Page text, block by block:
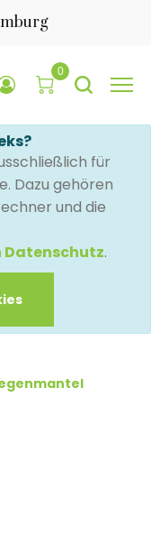
0
für
Dazu gehören
und die
Datenschutz.